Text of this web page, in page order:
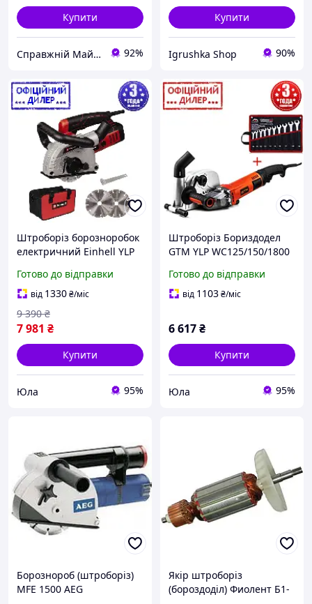
Купити
Справжній Майстер 92%
Купити
Igrushka Shop 90%
Штроборіз борозноробок
електричний Einhell YLP
8500об/хв, 125 мм)
Готово до відправки
від 1330₴/міс
7 981 ₴
9 390 ₴
Купити
Юла 95%
Штроборіз Бориздодел
GTM YLP WC125/150/1800
Готово до відправки
від 1103₴/міс
6 617₴
Купити
Юла 95%
Борознороб (штроборіз)
MFE 1500 AEG
Якір штроборіз
(бороздоділ) Фиолент Б1-